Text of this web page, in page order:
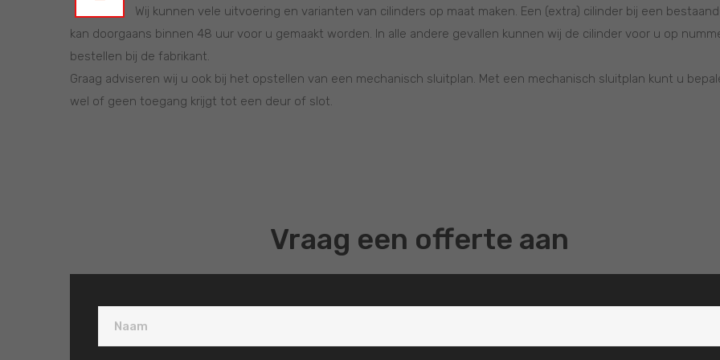
Wij kunnen vele uitvoering en varianten van cilinders op maat maken. Een (extra) cilinder bij een
kan doorgaans binnen 48 uur voor u gemaakt worden. In alle andere gevallen kunnen wij de cilinder voor u op
bestellen bij de fabrikant.
Graag adviseren wij u ook bij het opstellen van een mechanisch sluitplan. Met een mechanisch sluitplan kunt u
wel of geen toegang krijgt tot een deur of slot.
Vraag een offerte aan
Naam